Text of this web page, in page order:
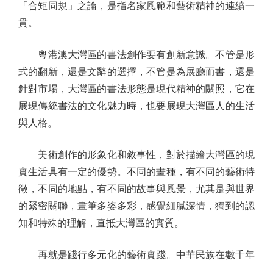
「合矩同規」之論，是指名家風範和藝術精神的連續一
貫。
粵港澳大灣區的書法創作要有創新意識。不管是形
式的翻新，還是文辭的選擇，不管是為展廳而書，還是
針對市場，大灣區的書法形態是現代精神的關照，它在
展現傳統書法的文化魅力時，也要展現大灣區人的生活
與人格。
美術創作的形象化和敘事性，對於描繪大灣區的現
實生活具有一定的優勢。不同的畫種，有不同的藝術特
徵，不同的地點，有不同的故事與風景，尤其是與世界
的緊密關聯，畫筆多姿多彩，感覺細膩深情，獨到的認
知和特殊的理解，直抵大灣區的實質。
再就是踐行多元化的藝術實踐。中華民族在數千年